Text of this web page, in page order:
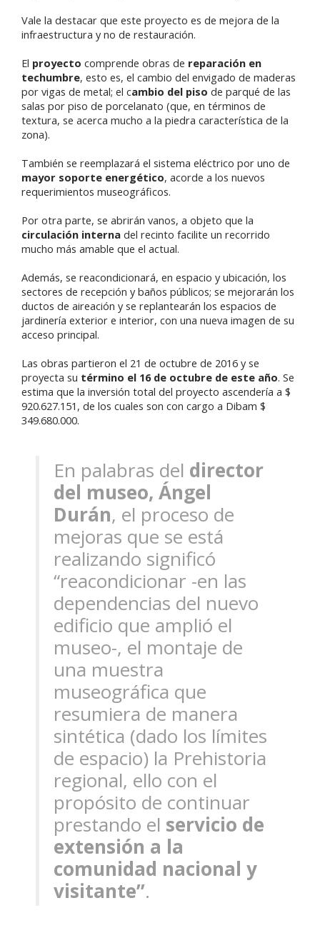
Vale la destacar que este proyecto es de mejora de la
infraestructura y no de restauración.
El proyecto comprende obras de reparación en
techumbre, esto es, el cambio del envigado de maderas
por vigas de metal; el cambio del piso de parqué de las
salas por piso de porcelanato (que, en términos de
textura, se acerca mucho a la piedra característica de la
zona).
También se reemplazará el sistema eléctrico por uno de
mayor soporte energético, acorde a los nuevos
requerimientos museográficos.
Por otra parte, se abrirán vanos, a objeto que la
circulación interna del recinto facilite un recorrido
mucho más amable que el actual.
Además, se reacondicionará, en espacio y ubicación, los
sectores de recepción y baños públicos; se mejorarán los
ductos de aireación y se replantearán los espacios de
jardinería exterior e interior, con una nueva imagen de su
acceso principal.
Las obras partieron el 21 de octubre de 2016 y se
proyecta su término el 16 de octubre de este año. Se
estima que la inversión total del proyecto ascendería a $
920.627.151, de los cuales son con cargo a Dibam $
349.680.000.
En palabras del director
del museo, Ángel
Durán, el proceso de
mejoras que se está
realizando significó
“reacondicionar -en las
dependencias del nuevo
edificio que amplió el
museo-, el montaje de
una muestra
museográfica que
resumiera de manera
sintética (dado los límites
de espacio) la Prehistoria
regional, ello con el
propósito de continuar
prestando el servicio de
extensión a la
comunidad nacional y
visitante”.